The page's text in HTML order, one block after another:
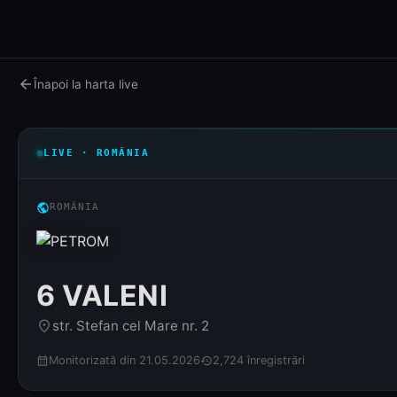
arrow_backÎnapoi la harta live
LIVE · ROMÂNIA
publicROMÂNIA
6 VALENI
place str. Stefan cel Mare nr. 2
calendar_month Monitorizată din 21.05.2026history2,724 înregistrări